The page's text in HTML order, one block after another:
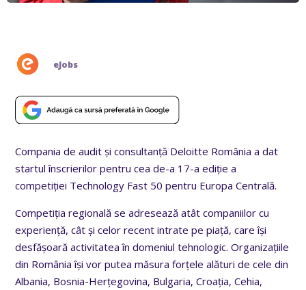
eJobs
Compania de audit și consultanță Deloitte România a dat
startul înscrierilor pentru cea de-a 17-a ediție a
competiției Technology Fast 50 pentru Europa Centrală.
Competiția regională se adresează atât companiilor cu
experiență, cât și celor recent intrate pe piață, care își
desfășoară activitatea în domeniul tehnologic. Organizațiile
din România își vor putea măsura forțele alături de cele din
Albania, Bosnia-Herțegovina, Bulgaria, Croația, Cehia,